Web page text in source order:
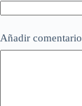
Añadir comentario